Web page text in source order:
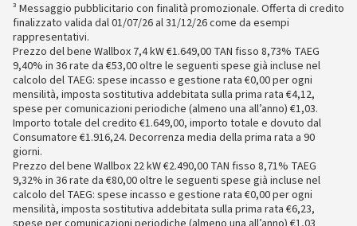
³ Messaggio pubblicitario con finalità promozionale. Offerta di credito
finalizzato valida dal 01/07/26 al 31/12/26 come da esempi
rappresentativi.
Prezzo del bene Wallbox 7,4 kW €1.649,00 TAN fisso 8,73% TAEG
9,40% in 36 rate da €53,00 oltre le seguenti spese già incluse nel
calcolo del TAEG: spese incasso e gestione rata €0,00 per ogni
mensilità, imposta sostitutiva addebitata sulla prima rata €4,12,
spese per comunicazioni periodiche (almeno una all’anno) €1,03.
Importo totale del credito €1.649,00, importo totale e dovuto dal
Consumatore €1.916,24. Decorrenza media della prima rata a 90
giorni.
Prezzo del bene Wallbox 22 kW €2.490,00 TAN fisso 8,71% TAEG
9,32% in 36 rate da €80,00 oltre le seguenti spese già incluse nel
calcolo del TAEG: spese incasso e gestione rata €0,00 per ogni
mensilità, imposta sostitutiva addebitata sulla prima rata €6,23,